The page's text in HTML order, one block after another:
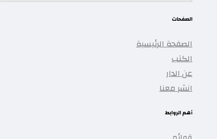
الصفحات
الصفحة الرئيسية
الكتب
عن الدار
انشر معنا
أهم الروابط